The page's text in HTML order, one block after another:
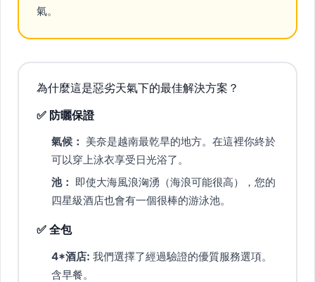
氣。
為什麼這是惡劣天氣下的最佳解決方案？
✅ 防曬保證
氣候： 美奈是越南最乾旱的地方。在這裡你終於
可以穿上泳衣享受日光浴了。
池： 即使大海風浪洶湧（海浪可能很高），您的
四星級酒店也會有一個很棒的游泳池。
✅ 全包
4*酒店: 我們選擇了經過驗證的優質服務選項。
含早餐。